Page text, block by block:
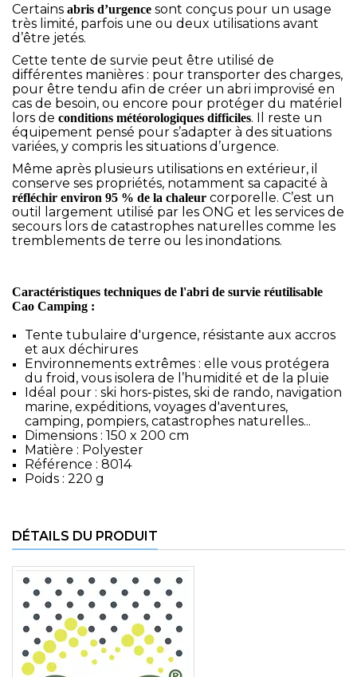
Certains abris d’urgence sont conçus pour un usage
très limité, parfois une ou deux utilisations avant
d’être jetés.
Cette tente de survie peut être utilisé de
différentes manières : pour transporter des charges,
pour être tendu afin de créer un abri improvisé en
cas de besoin, ou encore pour protéger du matériel
lors de conditions météorologiques difficiles. Il reste un
équipement pensé pour s’adapter à des situations
variées, y compris les situations d’urgence.
Même après plusieurs utilisations en extérieur, il
conserve ses propriétés, notamment sa capacité à
réfléchir environ 95 % de la chaleur corporelle. C’est un
outil largement utilisé par les ONG et les services de
secours lors de catastrophes naturelles comme les
tremblements de terre ou les inondations.
Caractéristiques techniques de l'abri de survie réutilisable
Cao Camping :
Tente tubulaire d'urgence, résistante aux accros
et aux déchirures
Environnements extrêmes : elle vous protégera
du froid, vous isolera de l’humidité et de la pluie
Idéal pour : ski hors-pistes, ski de rando, navigation
marine, expéditions, voyages d'aventures,
camping, pompiers, catastrophes naturelles...
Dimensions : 150 x 200 cm
Matière : Polyester
Référence : 8014
Poids : 220 g
DÉTAILS DU PRODUIT